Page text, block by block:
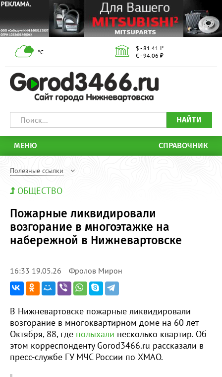
°С
$ - 81.41 ₽
€ - 94.06 ₽
НАЙТИ
МЕНЮ СПРАВОЧНИК
Полезные ссылки
ОБЩЕСТВО
Пожарные ликвидировали
возгорание в многоэтажке на
набережной в Нижневартовске
16:33 19.05.26 Фролов Мирон
В Нижневартовске пожарные ликвидировали
возгорание в многоквартирном доме на 60 лет
Октября, 88, где полыхали несколько квартир. Об
этом корреспонденту Gorod3466.ru рассказали в
пресс-службе ГУ МЧС России по ХМАО.